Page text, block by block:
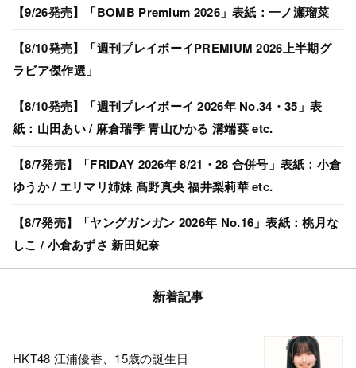
【9/26発売】「BOMB Premium 2026」表紙：一ノ瀬瑠菜
【8/10発売】「週刊プレイボーイPREMIUM 2026上半期グ
ラビア傑作選」
【8/10発売】「週刊プレイボーイ 2026年 No.34・35」表
紙：山田あい / 麻倉瑞季 青山ひかる 溝端葵 etc.
【8/7発売】「FRIDAY 2026年 8/21・28 合併号」表紙：小倉
ゆうか / エリマリ姉妹 髙野真央 福井梨莉華 etc.
【8/7発売】「ヤングガンガン 2026年 No.16」表紙：桃月な
しこ / 小倉あずさ 新田妃奈
新着記事
HKT48 江浦優香、15歳の誕生日